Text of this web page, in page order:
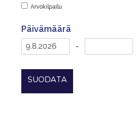
Arvokilpailu
Päivämäärä
-
SUODATA